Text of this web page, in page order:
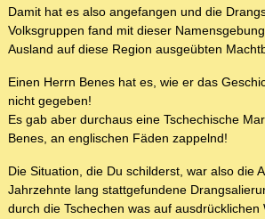
Damit hat es also angefangen und die
Volksgruppen fand mit dieser
Ausland auf diese Region ausgeübten
Einen Herrn Benes hat es, wie er das
nicht gegeben!
Es gab aber durchaus eine Tschechische
Benes, an englischen Fäden zappelnd!
Die Situation, die Du schilderst, war also die
Jahrzehnte lang stattgefundene
durch die Tschechen was auf ausdrücklichen